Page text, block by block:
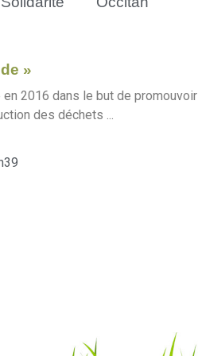
»
2016 dans le but de promouvoir
des déchets ...